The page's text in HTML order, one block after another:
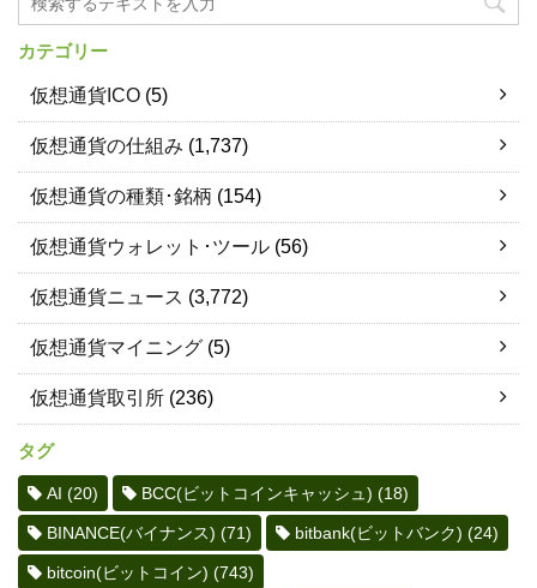
カテゴリー
仮想通貨ICO (5)
仮想通貨の仕組み (1,737)
仮想通貨の種類･銘柄 (154)
仮想通貨ウォレット･ツール (56)
仮想通貨ニュース (3,772)
仮想通貨マイニング (5)
仮想通貨取引所 (236)
タグ
AI (20) BCC(ビットコインキャッシュ) (18)
BINANCE(バイナンス) (71) bitbank(ビットバンク) (24)
bitcoin(ビットコイン) (743)